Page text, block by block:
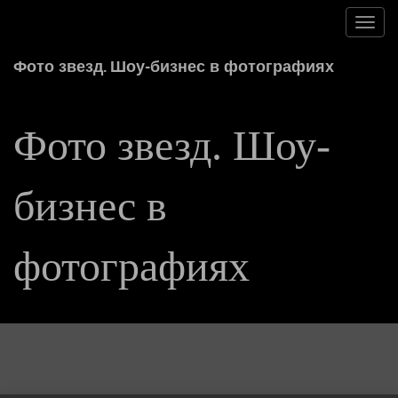
Фото звезд. Шоу-бизнес в фотографиях
Фото звезд. Шоу-
бизнес в
фотографиях